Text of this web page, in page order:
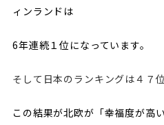
ィンランドは
6年連続１位になっています。
そして日本のランキングは４７
この結果が北欧が「幸福度が高